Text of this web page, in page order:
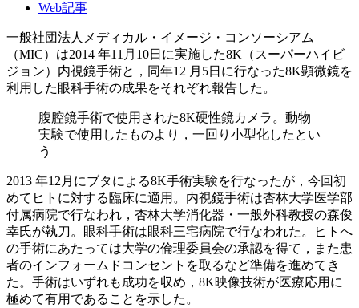
Web記事
一般社団法人メディカル・イメージ・コンソーシアム
（MIC）は2014 年11月10日に実施した8K（スーパーハイビ
ジョン）内視鏡手術と，同年12 月5日に行なった8K顕微鏡を
利用した眼科手術の成果をそれぞれ報告した。
腹腔鏡手術で使用された8K硬性鏡カメラ。動物
実験で使用したものより，一回り小型化したとい
う
2013 年12月にブタによる8K手術実験を行なったが，今回初
めてヒトに対する臨床に適用。内視鏡手術は杏林大学医学部
付属病院で行なわれ，杏林大学消化器・一般外科教授の森俊
幸氏が執刀。眼科手術は眼科三宅病院で行なわれた。ヒトへ
の手術にあたっては大学の倫理委員会の承認を得て，また患
者のインフォームドコンセントを取るなど準備を進めてき
た。手術はいずれも成功を収め，8K映像技術が医療応用に
極めて有用であることを示した。